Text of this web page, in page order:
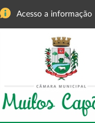
Acesso a informação